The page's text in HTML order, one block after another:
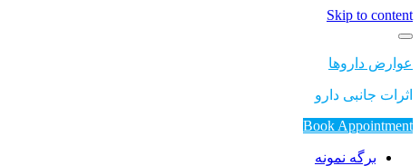
Skip to content
عوارض داروها
اثرات جانبی دارو
Book Appointment
برگه نمونه